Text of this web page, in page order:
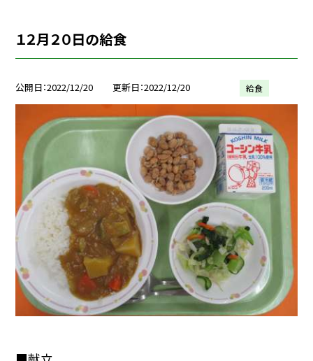
１２月２０日の給食
公開日 2022/12/20 更新日 2022/12/20 給食